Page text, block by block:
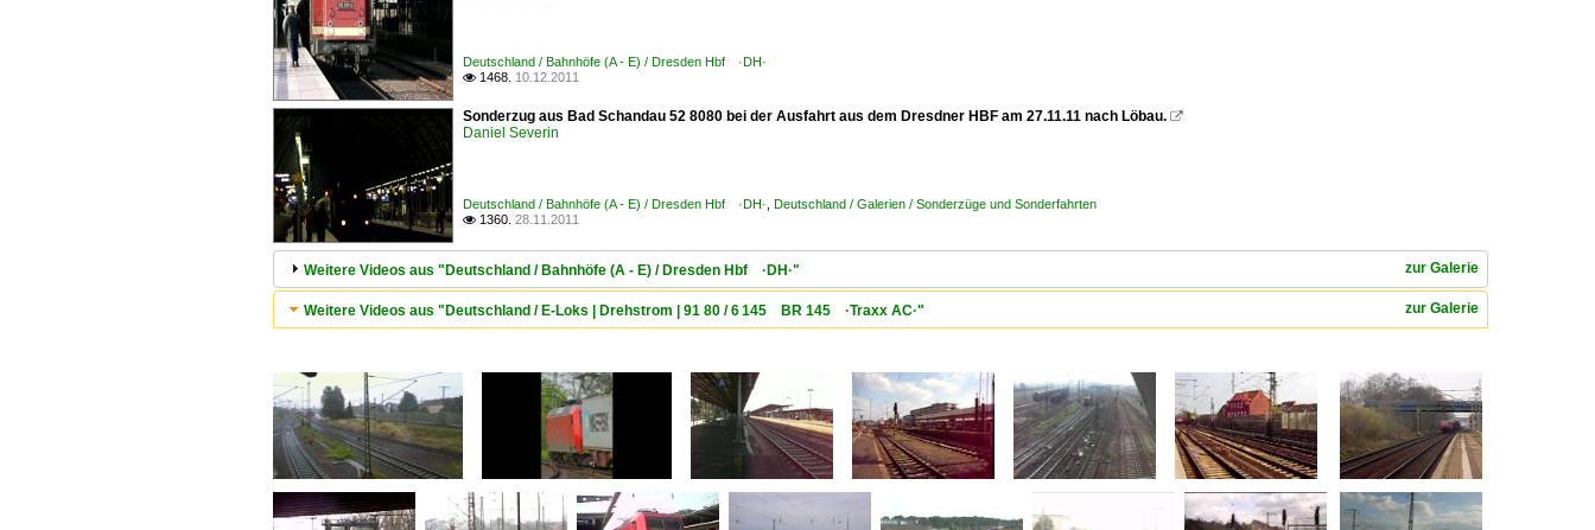
Deutschland / Bahnhöfe (A - E) / Dresden Hbf ·DH·
 1468. 10.12.2011
Sonderzug aus Bad Schandau 52 8080 bei der Ausfahrt aus dem Dresdner HBF am 27.11.11 nach Löbau. 
Daniel Severin
Deutschland / Bahnhöfe (A - E) / Dresden Hbf ·DH· Deutschland / Galerien / Sonderzüge und Sonderfahrten
 1360. 28.11.2011
zur Galerie
Weitere Videos aus "Deutschland / Bahnhöfe (A - E) / Dresden Hbf ·DH·"
zur Galerie
Weitere Videos aus "Deutschland / E-Loks | Drehstrom | 91 80 / 6 145 BR 145 ·Traxx AC·"